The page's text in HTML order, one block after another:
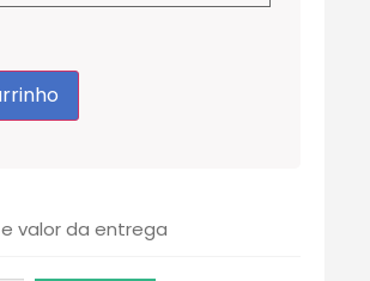
valor da entrega